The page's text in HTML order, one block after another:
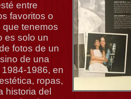
entre
favoritos o
tenemos
es solo un
fotos de un
de una
1986, en
ropas,
historia del